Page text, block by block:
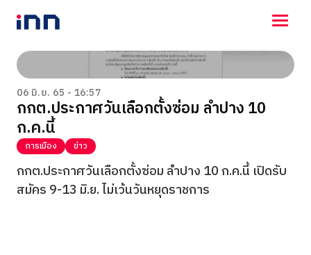
NEWS
ENTERTAINMENT
LIFESTYLE
HOROSCOPE
LOTTERY
VIDEO
ร่วมด้วยช่วยกัน
06 มิ.ย. 65 - 16:57
กกต.ประกาศวันเลือกตั้งซ่อม ลำปาง 10
ก.ค.นี้
การเมือง ข่าว
กกต.ประกาศวันเลือกตั้งซ่อม ลำปาง 10 ก.ค.นี้ เปิดรับ
สมัคร 9-13 มิ.ย. ไม่เว้นวันหยุดราชการ